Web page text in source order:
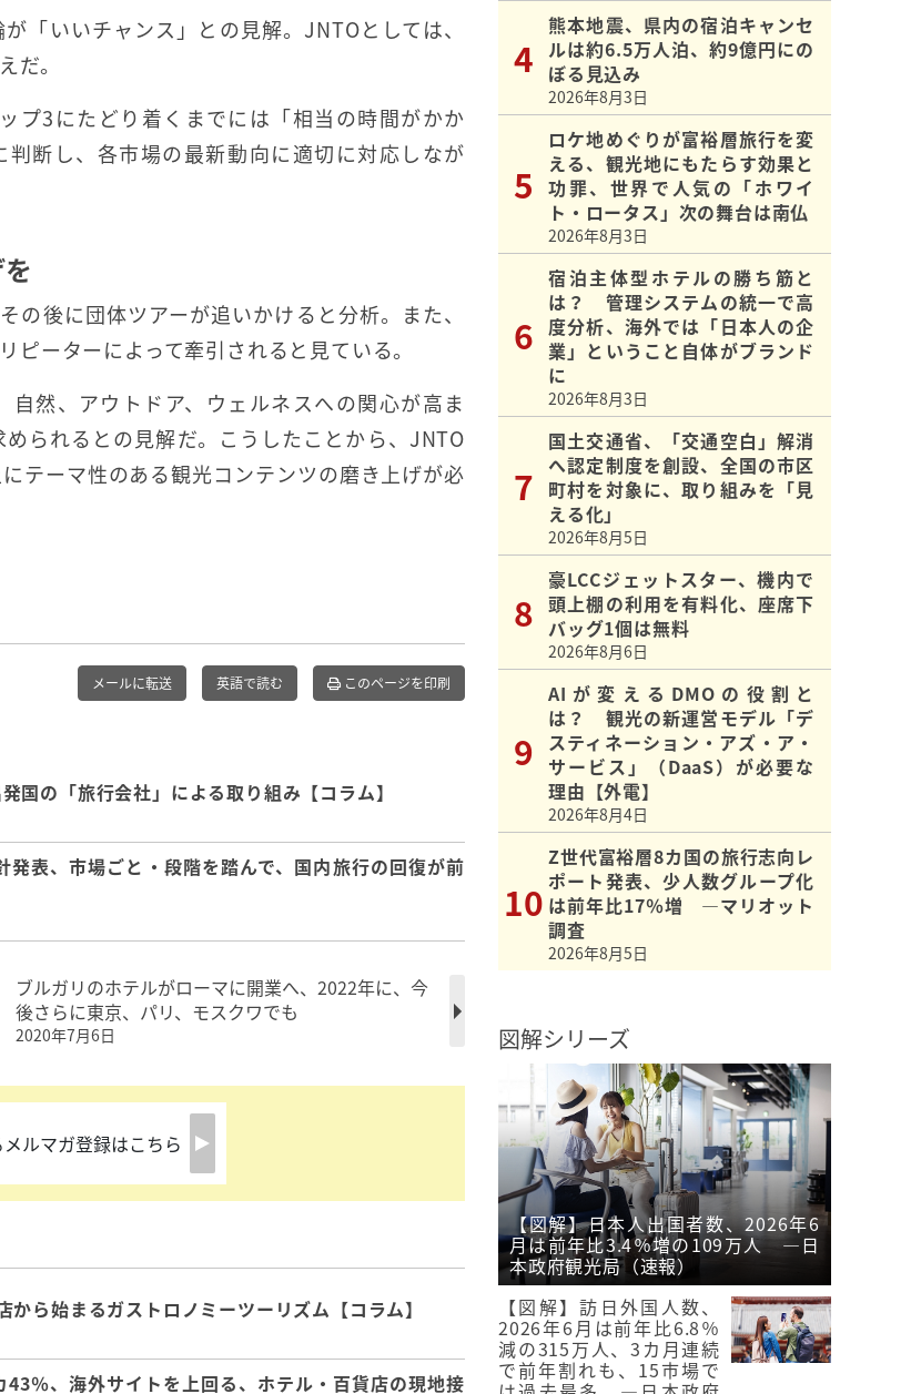
「いいチャンス」との見解。JNTOとしては、
だ。
プ3にたどり着くまでには「相当の時間がかか
断し、各市場の最新動向に適切に対応しなが
後に団体ツアーが追いかけると分析。また、
ーターによって牽引されると見ている。
然、アウトドア、ウェルネスへの関心が高ま
られるとの見解だ。こうしたことから、JNTO
テーマ性のある観光コンテンツの磨き上げが必
メールに転送 英語で読む このページを印刷
国の「旅行会社」による取り組み【コラム】
表、市場ごと・段階を踏んで、国内旅行の回復が前
ブルガリのホテルがローマに開業へ、2022年に、今
後さらに東京、パリ、モスクワでも
2020年7月6日
ルマガ登録はこちら
ら始まるガストロノミーツーリズム【コラム】
％、海外サイトを上回る、ホテル・百貨店の現地接
熊本地震、県内の宿泊キャンセ
ルは約6.5万人泊、約9億円にの
ぼる見込み
2026年8月3日
ロケ地めぐりが富裕層旅行を変
える、観光地にもたらす効果と
功罪、世界で人気の「ホワイ
ト・ロータス」次の舞台は南仏
2026年8月3日
宿泊主体型ホテルの勝ち筋と
は？ 管理システムの統一で高
度分析、海外では「日本人の企
業」ということ自体がブランド
に
2026年8月3日
国土交通省、「交通空白」解消
へ認定制度を創設、全国の市区
町村を対象に、取り組みを「見
える化」
2026年8月5日
豪LCCジェットスター、機内で
頭上棚の利用を有料化、座席下
バッグ1個は無料
2026年8月6日
AIが変えるDMOの役割と
は？ 観光の新運営モデル「デ
スティネーション・アズ・ア・
サービス」（DaaS）が必要な
理由【外電】
2026年8月4日
Z世代富裕層8カ国の旅行志向レ
ポート発表、少人数グループ化
は前年比17％増 ―マリオット
調査
2026年8月5日
図解シリーズ
【図解】日本人出国者数、2026年6
月は前年比3.4％増の109万人 ―日
本政府観光局（速報）
【図解】訪日外国人数、
2026年6月は前年比6.8％
減の315万人、3カ月連続
で前年割れも、15市場で